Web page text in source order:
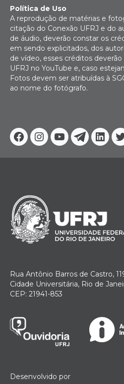
Facebook
Instagram
Youtube
Política de Uso
A reprodução de matérias e
citação do Conexão UFRJ e do
de áudio, deverão constar os
em sendo explicitados, dos
de vídeo, esses créditos
UFRJ no YouTube e, caso
Fotos devem ser atribuídas à
ao nome do fotógrafo.
Rua Antônio Barros de Castro,
Cidade Universitária, Rio de
CEP: 21941-853
Desenvolvido por